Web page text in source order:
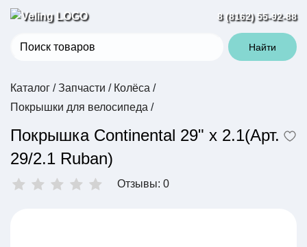
8 (8162) 55-92-88
Найти
Каталог / Запчасти / Колёса /
Покрышки для велосипеда /
Покрышка Continental 29" x 2.1(Арт.
29/2.1 Ruban)
Отзывы: 0